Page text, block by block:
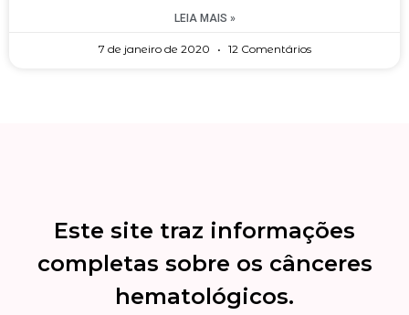
LEIA MAIS »
7 de janeiro de 2020 12 Comentários
Este site traz informações
completas sobre os cânceres
hematológicos.